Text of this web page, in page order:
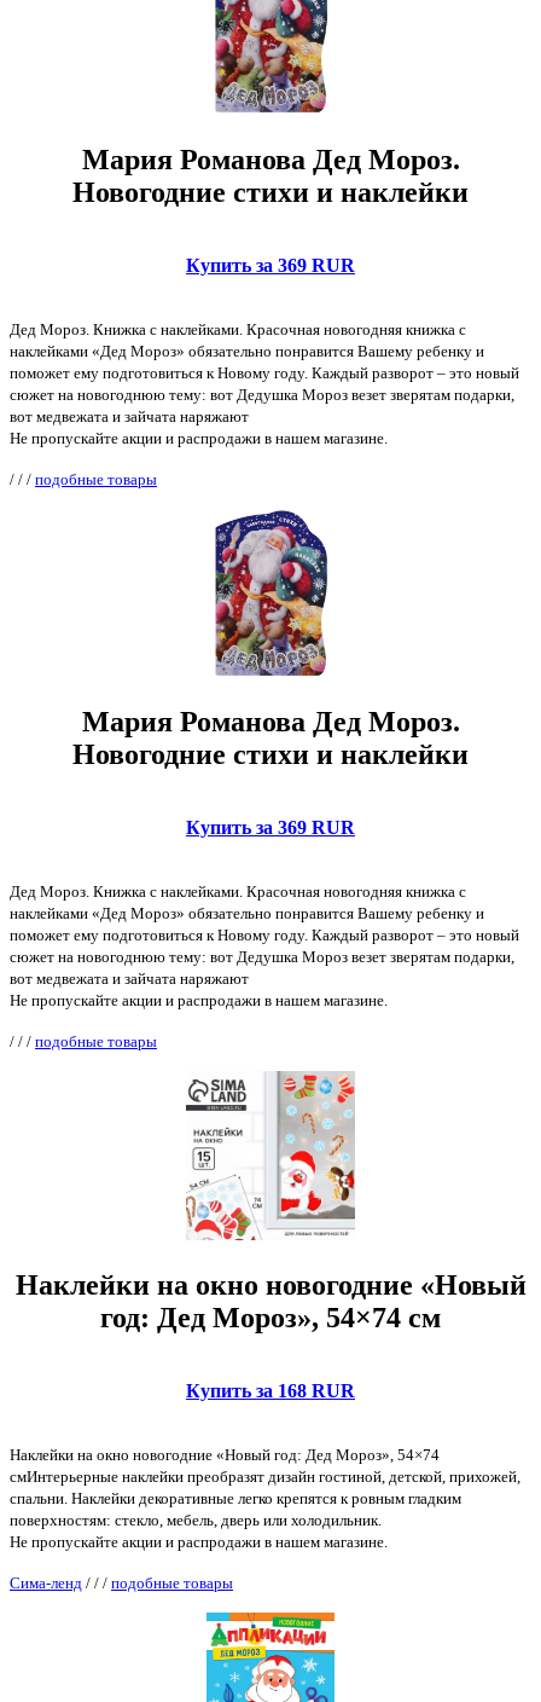
Мария Романова Дед Мороз.
Новогодние стихи и наклейки
Купить за 369 RUR
Дед Мороз. Книжка с наклейками. Красочная новогодняя книжка с
наклейками «Дед Мороз» обязательно понравится Вашему ребенку и
поможет ему подготовиться к Новому году. Каждый разворот – это новый
сюжет на новогоднюю тему: вот Дедушка Мороз везет зверятам подарки,
вот медвежата и зайчата наряжают
Не пропускайте акции и распродажи в нашем магазине.
/ / / подобные товары
Мария Романова Дед Мороз.
Новогодние стихи и наклейки
Купить за 369 RUR
Дед Мороз. Книжка с наклейками. Красочная новогодняя книжка с
наклейками «Дед Мороз» обязательно понравится Вашему ребенку и
поможет ему подготовиться к Новому году. Каждый разворот – это новый
сюжет на новогоднюю тему: вот Дедушка Мороз везет зверятам подарки,
вот медвежата и зайчата наряжают
Не пропускайте акции и распродажи в нашем магазине.
/ / / подобные товары
Наклейки на окно новогодние «Новый
год: Дед Мороз», 54×74 см
Купить за 168 RUR
Наклейки на окно новогодние «Новый год: Дед Мороз», 54×74
смИнтерьерные наклейки преобразят дизайн гостиной, детской, прихожей,
спальни. Наклейки декоративные легко крепятся к ровным гладким
поверхностям: стекло, мебель, дверь или холодильник.
Не пропускайте акции и распродажи в нашем магазине.
Сима-ленд / / / подобные товары